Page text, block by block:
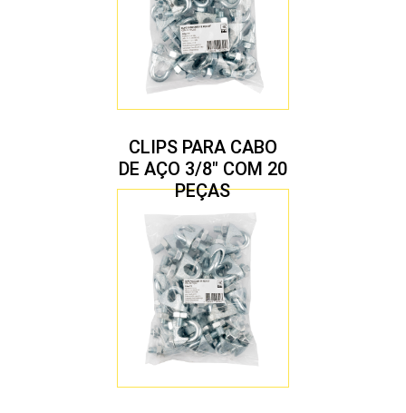
CLIPS PARA CABO
DE AÇO 3/8″ COM 20
PEÇAS